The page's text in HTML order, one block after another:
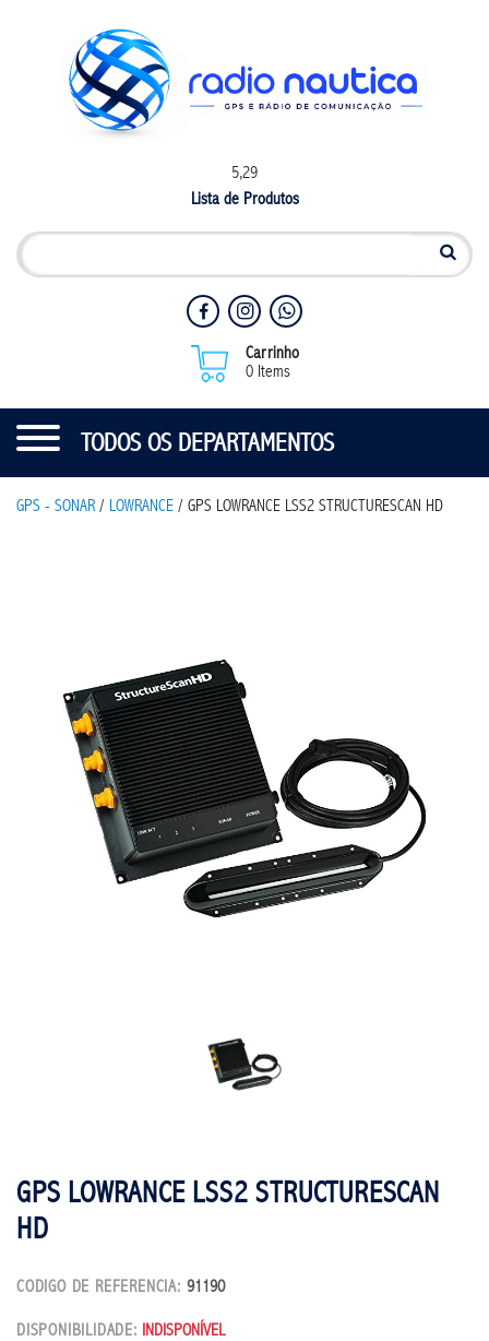
5,29
Lista de Produtos
Carrinho
0 Items
TODOS OS DEPARTAMENTOS
GPS - SONAR / LOWRANCE / GPS LOWRANCE LSS2 STRUCTURESCAN HD
GPS LOWRANCE LSS2 STRUCTURESCAN
HD
CODIGO DE REFERENCIA: 91190
DISPONIBILIDADE: INDISPONÍVEL